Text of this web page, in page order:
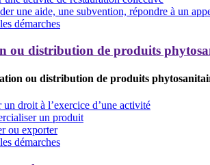
une aide, une subvention, répondre à un
démarches
ou distribution de produits
ou distribution de produits
un droit à l’exercice d’une activité
un produit
ou exporter
démarches